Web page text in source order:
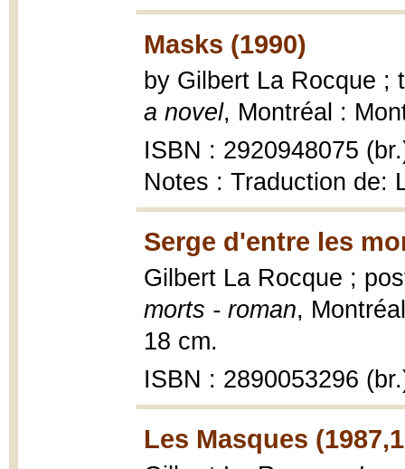
Masks (1990)
by Gilbert La Rocque
a novel, Montréal :
ISBN : 2920948075
Notes : Traduction de:
Serge d'entre les
Gilbert La Rocque ;
morts - roman,
18 cm.
ISBN : 2890053296
Les Masques